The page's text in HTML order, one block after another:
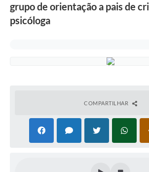
Inclusão e Acessibilidade
Defesa Civil
grupo de orientação a pais de
psicóloga
COMPARTILHAR